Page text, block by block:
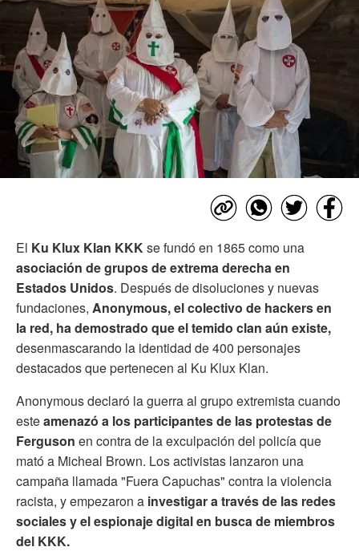
El Ku Klux Klan KKKse fundó en 1865 como una
asociación de grupos de extrema derecha en
Estados Unidos. Después de disoluciones y nuevas
fundaciones, Anonymous, el colectivo de hackers en
la red, ha demostrado que el temido clan aún existe,
desenmascarando la identidad de 400 personajes
destacados que pertenecen al Ku Klux Klan.
Anonymous declaró la guerra al grupo extremista cuando
esteamenazó a los participantes de las protestas de
Ferguson en contra de la exculpación del policía que
mató a Micheal Brown. Los activistas lanzaron una
campaña llamada "Fuera Capuchas" contra la violencia
racista, y empezaron a investigar a través de las redes
sociales y el espionaje digital en busca de miembros
del KKK.